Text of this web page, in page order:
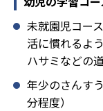
未就園児コー
活に慣れるよ
ハサミなどの
年少のさんす
分程度）